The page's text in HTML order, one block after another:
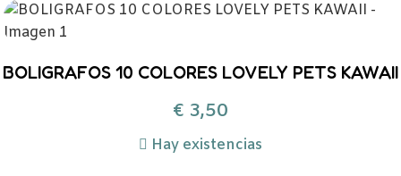
BOLIGRAFOS 10 COLORES LOVELY PETS KAWAII
€ 3,50
Hay existencias